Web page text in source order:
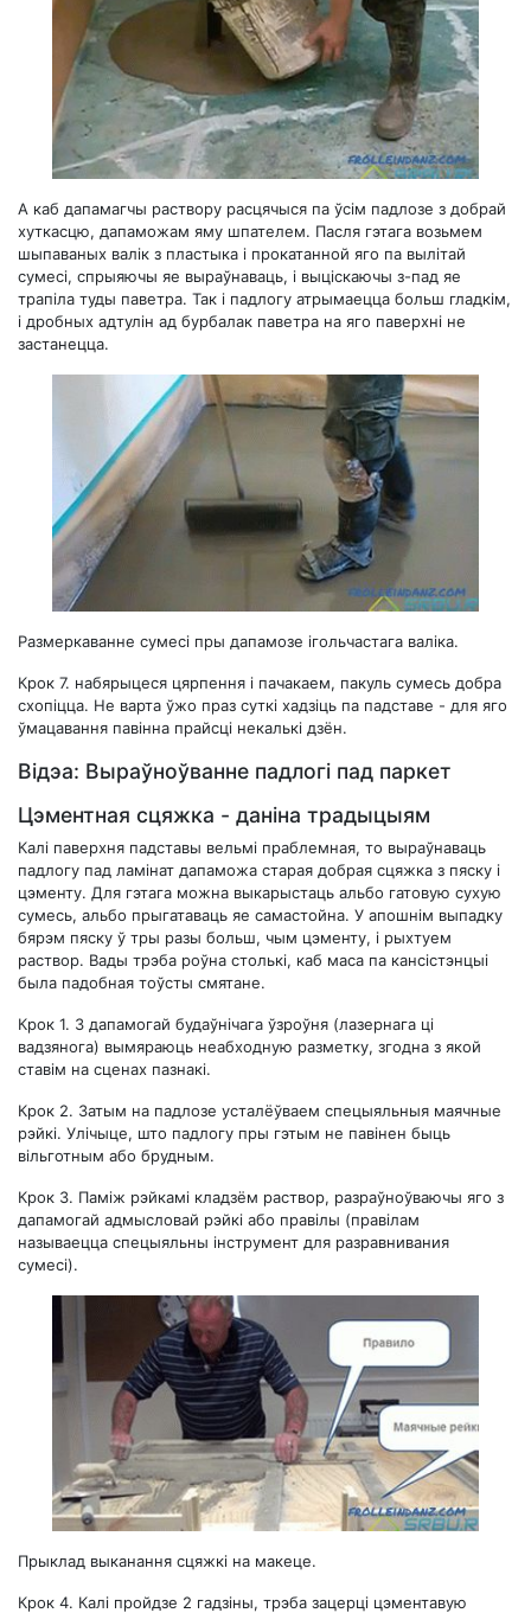
А каб дапамагчы раствору расцячыся па ўсім падлозе з добрай
хуткасцю, дапаможам яму шпателем. Пасля гэтага возьмем
шыпаваных валік з пластыка і прокатанной яго па вылітай
сумесі, спрыяючы яе выраўнаваць, і выціскаючы з-пад яе
трапіла туды паветра. Так і падлогу атрымаецца больш гладкім,
і дробных адтулін ад бурбалак паветра на яго паверхні не
застанецца.
Размеркаванне сумесі пры дапамозе ігольчастага валіка.
Крок 7. набярыцеся цярпення і пачакаем, пакуль сумесь добра
схопіцца. Не варта ўжо праз суткі хадзіць па падставе - для яго
ўмацавання павінна прайсці некалькі дзён.
Відэа: Выраўноўванне падлогі пад паркет
Цэментная сцяжка - даніна традыцыям
Калі паверхня падставы вельмі праблемная, то выраўнаваць
падлогу пад ламінат дапаможа старая добрая сцяжка з пяску і
цэменту. Для гэтага можна выкарыстаць альбо гатовую сухую
сумесь, альбо прыгатаваць яе самастойна. У апошнім выпадку
бярэм пяску ў тры разы больш, чым цэменту, і рыхтуем
раствор. Вады трэба роўна столькі, каб маса па кансістэнцыі
была падобная тоўсты смятане.
Крок 1. З дапамогай будаўнічага ўзроўня (лазернага ці
вадзянога) вымяраюць неабходную разметку, згодна з якой
ставім на сценах пазнакі.
Крок 2. Затым на падлозе усталёўваем спецыяльныя маячные
рэйкі. Улічыце, што падлогу пры гэтым не павінен быць
вільготным або брудным.
Крок 3. Паміж рэйкамі кладзём раствор, разраўноўваючы яго з
дапамогай адмысловай рэйкі або правілы (правілам
называецца спецыяльны інструмент для разравнивания
сумесі).
Прыклад выканання сцяжкі на макеце.
Крок 4. Калі пройдзе 2 гадзіны, трэба зацерці цэментавую